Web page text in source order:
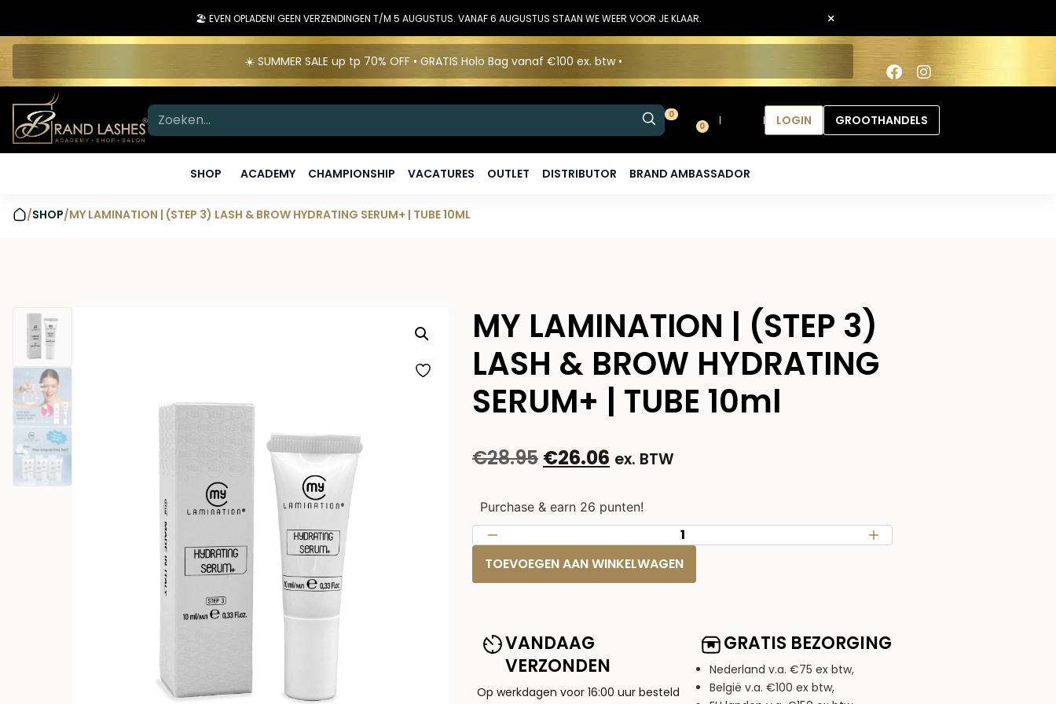
🏖️ EVEN OPLADEN! GEEN VERZENDINGEN T/M 5 AUGUSTUS. VANAF 6 AUGUSTUS STAAN WE WEER VOOR JE KLAAR. ×
☀️ SUMMER SALE up tp 70% OFF • GRATIS Holo Bag vanaf €100 ex. btw •
0
0
LOGIN GROOTHANDELS
SHOP ACADEMY CHAMPIONSHIP VACATURES OUTLET DISTRIBUTOR BRAND AMBASSADOR
/SHOP/MY LAMINATION | (STEP 3) LASH & BROW HYDRATING SERUM+ | TUBE 10ML
MY LAMINATION | (STEP 3)
LASH & BROW HYDRATING
SERUM+ | TUBE 10ml
€28.95 €26.06 ex. BTW
Purchase & earn 26 punten!
TOEVOEGEN AAN WINKELWAGEN
VANDAAG
VERZONDEN
Op werkdagen voor 16:00 uur besteld
GRATIS BEZORGING
Nederland v.a. €75 ex btw,
België v.a. €100 ex btw,